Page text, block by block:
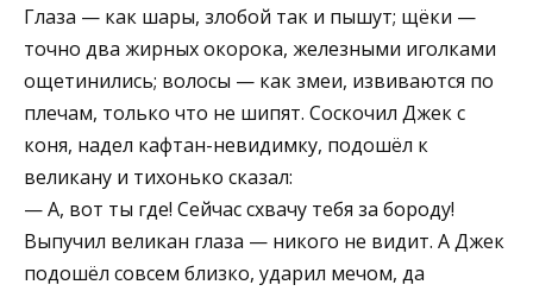
Глаза — как шары, злобой так и пышут; щёки —
точно два жирных окорока, железными иголками
ощетинились; волосы — как змеи, извиваются по
плечам, только что не шипят. Соскочил Джек с
коня, надел кафтан-невидимку, подошёл к
великану и тихонько сказал:
— А, вот ты где! Сейчас схвачу тебя за бороду!
Выпучил великан глаза — никого не видит. А Джек
подошёл совсем близко, ударил мечом, да